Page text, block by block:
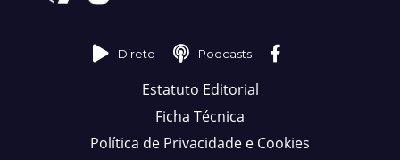
Direto Podcasts
Estatuto Editorial
Ficha Técnica
Política de Privacidade e Cookies